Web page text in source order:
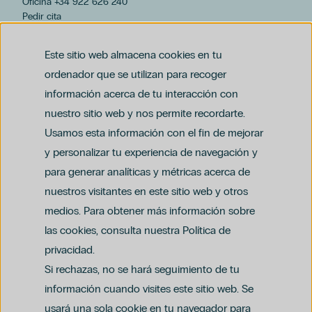
Este sitio web almacena cookies en tu
ordenador que se utilizan para recoger
información acerca de tu interacción con
nuestro sitio web y nos permite recordarte.
Usamos esta información con el fin de mejorar
y personalizar tu experiencia de navegación y
para generar analíticas y métricas acerca de
nuestros visitantes en este sitio web y otros
medios. Para obtener más información sobre
las cookies, consulta nuestra Política de
privacidad.
Si rechazas, no se hará seguimiento de tu
información cuando visites este sitio web. Se
usará una sola cookie en tu navegador para
Pedir cita
Política de privacidad y protección de datos
Política del canal ético (PDF)
Política de compliance penal (PDF)